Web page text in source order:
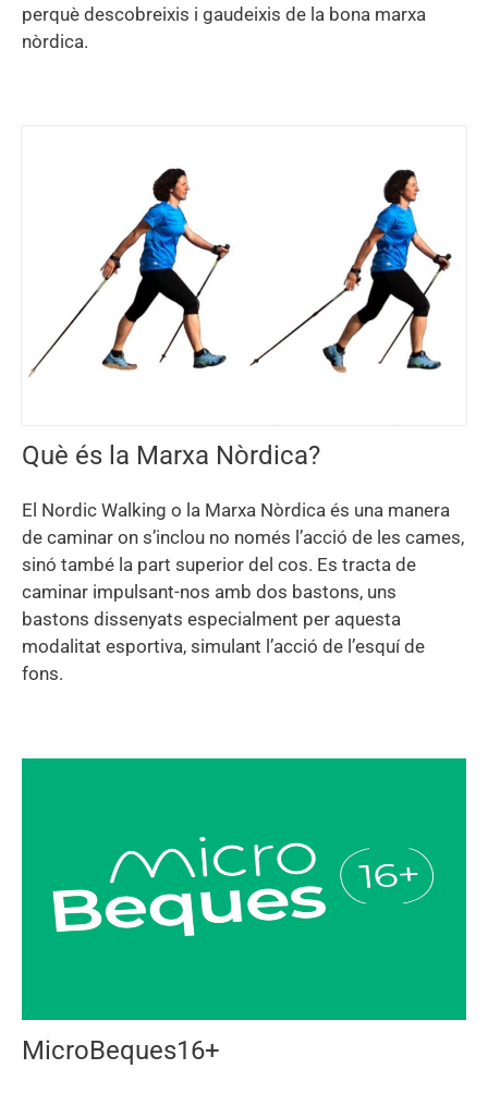
perquè descobreixis i gaudeixis de la bona marxa
nòrdica.
Què és la Marxa Nòrdica?
El Nordic Walking o la Marxa Nòrdica és una manera
de caminar on s’inclou no només l’acció de les cames,
sinó també la part superior del cos. Es tracta de
caminar impulsant-nos amb dos bastons, uns
bastons dissenyats especialment per aquesta
modalitat esportiva, simulant l’acció de l’esquí de
fons.
MicroBeques16+